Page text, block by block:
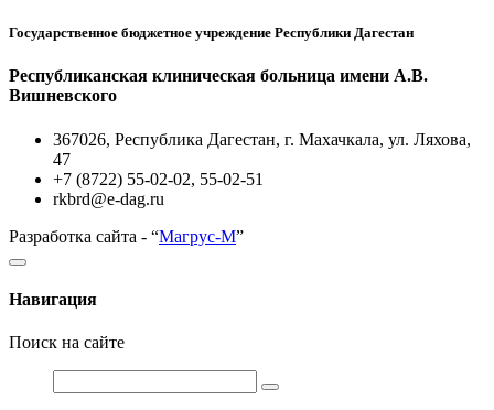
Государственное бюджетное учреждение Республики Дагестан
Республиканская клиническая больница имени А.В.
Вишневского
367026, Республика Дагестан, г. Махачкала, ул. Ляхова,
47
+7 (8722) 55-02-02, 55-02-51
rkbrd@e-dag.ru
Разработка сайта - “Магрус-М”
Навигация
Поиск на сайте